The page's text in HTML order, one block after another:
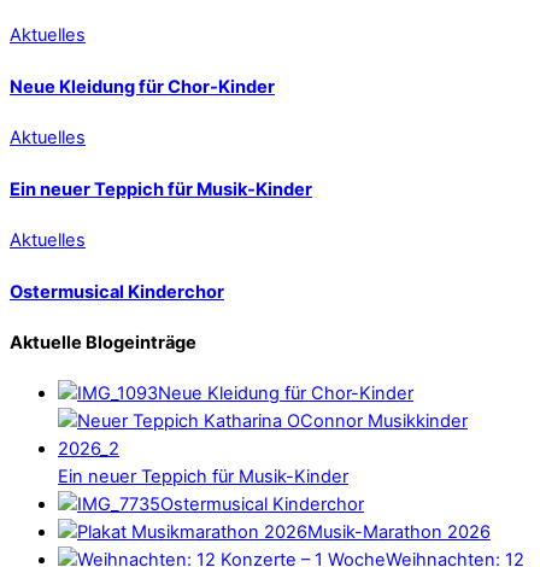
Aktuelles
Neue Kleidung für Chor-Kinder
Aktuelles
Ein neuer Teppich für Musik-Kinder
Aktuelles
Ostermusical Kinderchor
Aktuelle Blogeinträge
Neue Kleidung für Chor-Kinder
Ein neuer Teppich für Musik-Kinder
Ostermusical Kinderchor
Musik-Marathon 2026
Weihnachten: 12